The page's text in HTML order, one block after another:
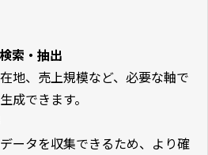
索・抽出
地、売上規模など、必要な軸で
成できます。
ータを収集できるため、より確